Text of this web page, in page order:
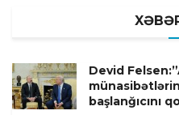
Devid
başlanğıcını